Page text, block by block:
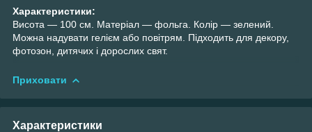
Характеристики:
Висота — 100 см. Матеріал — фольга. Колір — зелений.
Можна надувати гелієм або повітрям. Підходить для декору,
фотозон, дитячих і дорослих свят.
Приховати
Характеристики